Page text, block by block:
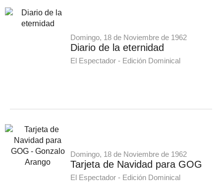
Domingo, 18 de Noviembre de 1962
Diario de la eternidad
El Espectador - Edición Dominical
Domingo, 18 de Noviembre de 1962
Tarjeta de Navidad para GOG
El Espectador - Edición Dominical